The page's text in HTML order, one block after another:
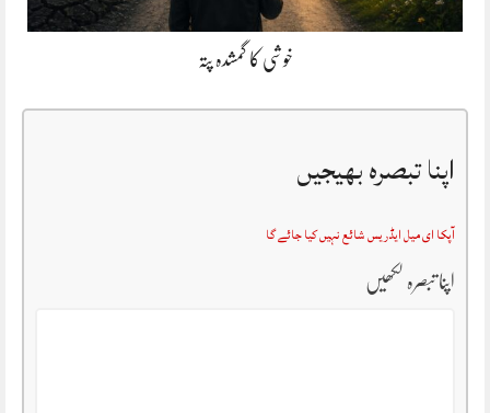
خوشی کا گمشدہ پتہ
اپنا تبصرہ بھیجیں
آپکا ای میل ایڈریس شائع نہیں کیا جائے گا
اپنا تبصرہ لکھیں